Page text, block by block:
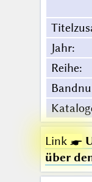
Jahr:
Reihe:
Link ☛
über